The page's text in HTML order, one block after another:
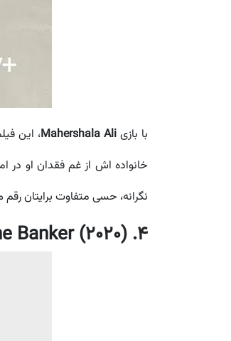
با بازی Mahershala Ali، این
خانواده اش از غم فقدان او در
نگرانه، حسی متفاوت برایتان رقم
4. The Banker (2020)